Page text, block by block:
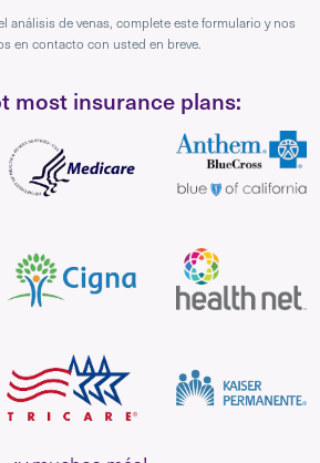
análisis de venas, complete este formulario y nos
en contacto con usted en breve.
most insurance plans: